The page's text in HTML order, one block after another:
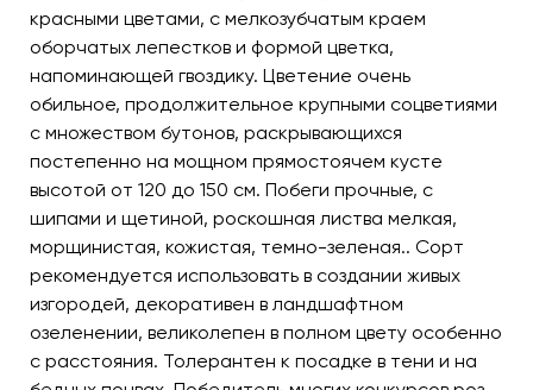
красными цветами, с мелкозубчатым краем
оборчатых лепестков и формой цветка,
напоминающей гвоздику. Цветение очень
обильное, продолжительное крупными соцветиями
с множеством бутонов, раскрывающихся
постепенно на мощном прямостоячем кусте
высотой от 120 до 150 см. Побеги прочные, с
шипами и щетиной, роскошная листва мелкая,
морщинистая, кожистая, темно-зеленая.. Сорт
рекомендуется использовать в создании живых
изгородей, декоративен в ландшафтном
озеленении, великолепен в полном цвету особенно
с расстояния. Толерантен к посадке в тени и на